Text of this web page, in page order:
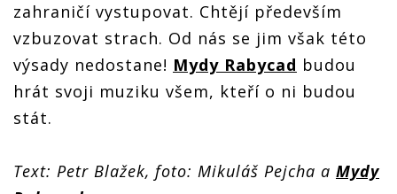
zahraničí vystupovat. Chtějí především
vzbuzovat strach. Od nás se jim však této
výsady nedostane! Mydy Rabycad budou
hrát svoji muziku všem, kteří o ni budou
stát.
Text: Petr Blažek, foto: Mikuláš Pejcha a Mydy